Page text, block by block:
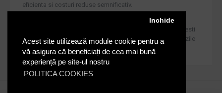
Acest site utilizează module cookie pentru a
vă asigura că beneficiați de cea mai bună
experiență pe site-ul nostru
POLITICA COOKIES
Inchide
eficienta si costuri reduse semnificativ.
Iti oferim produse de cea mai inalta calitate, dar daca doresti
inlocuirea sau returnarea lor, noi asiguram returul in 30 de zile
de la achizitie catre consumatori.